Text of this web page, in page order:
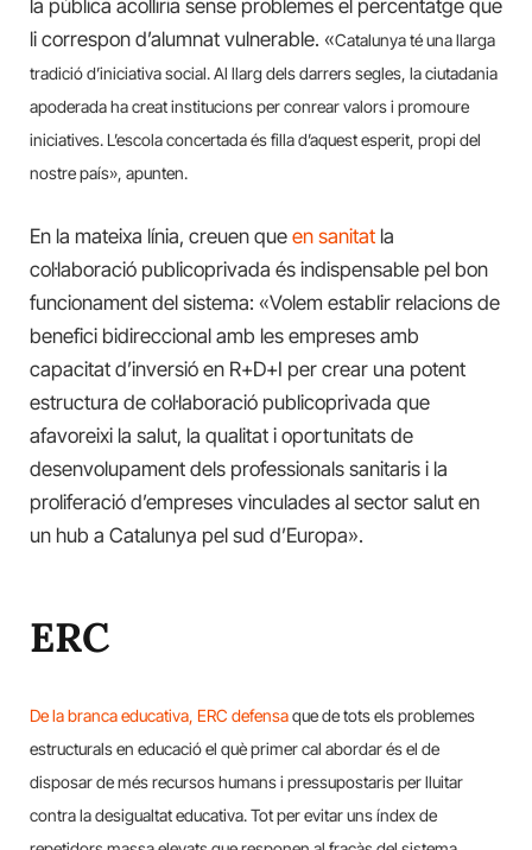
la pública acolliria sense problemes el percentatge que
li correspon d’alumnat vulnerable. «Catalunya té una llarga
tradició d’iniciativa social. Al llarg dels darrers segles, la ciutadania
apoderada ha creat institucions per conrear valors i promoure
iniciatives. L’escola concertada és filla d’aquest esperit, propi del
nostre país», apunten.
En la mateixa línia, creuen que en sanitat la
col·laboració publicoprivada és indispensable pel bon
funcionament del sistema: «Volem establir relacions de
benefici bidireccional amb les empreses amb
capacitat d’inversió en R+D+I per crear una potent
estructura de col·laboració publicoprivada que
afavoreixi la salut, la qualitat i oportunitats de
desenvolupament dels professionals sanitaris i la
proliferació d’empreses vinculades al sector salut en
un hub a Catalunya pel sud d’Europa».
ERC
De la branca educativa, ERC defensaque de tots els problemes
estructurals en educació el què primer cal abordar és el de
disposar de més recursos humans i pressupostaris per lluitar
contra la desigualtat educativa. Tot per evitar uns índex de